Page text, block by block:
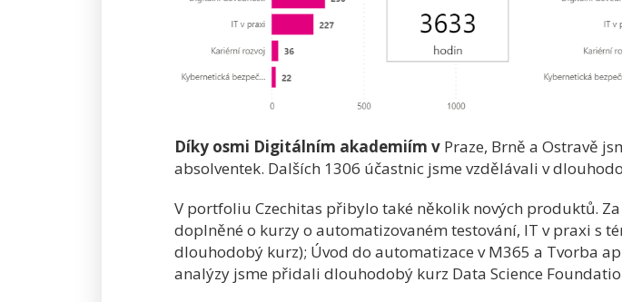
Díky osmi Digitálním akademiím v Praze, Brně a Ostravě
absolventek. Dalších 1306 účastnic jsme vzdělávali v
V portfoliu Czechitas přibylo také několik nových produktů.
doplněné o kurzy o automatizovaném testování, IT v praxi s
dlouhodobý kurz); Úvod do automatizace v M365 a Tvorba
analýzy jsme přidali dlouhodobý kurz Data Science